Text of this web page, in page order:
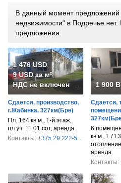
В данный момент предложений
недвижимости" в Подречье
предложения.
1 476 USD
9 USD за м²
НДС не включен
Сдается, производство,
г.Жабинка, 327км(Бре)
Пл. 164 кв.м., 1-й этаж,
пл.уч. 11.01 сот, аренда
Контакты: +375 29 222-5...
1 900
Сдается,
6
кв.м., 1 /
аренда
Контакты: